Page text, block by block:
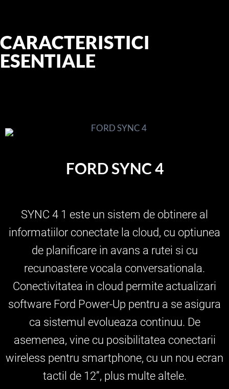
CARACTERISTICI
ESENTIALE
FORD SYNC 4
SYNC 4 1 este un sistem de obtinere al
informatiilor conectate la cloud, cu optiunea
de planificare in avans a rutei si cu
recunoastere vocala conversationala.
Conectivitatea in cloud permite actualizari
software Ford Power-Up pentru a se asigura
ca sistemul evolueaza continuu. De
asemenea, vine cu posibilitatea conectarii
wireless pentru smartphone, cu un nou ecran
tactil de 12”, plus multe altele.